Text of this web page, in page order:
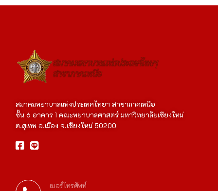
สมาคมพยาบาลแห่งประเทศไทยฯ สาขาภาคเหนือ
ชั้น 6 อาคาร 1 คณะพยาบาลศาสตร์ มหาวิทยาลัยเชียงใหม่
ต.สุเทพ อ.เมือง จ.เชียงใหม่ 50200
เบอร์โทรศัพท์